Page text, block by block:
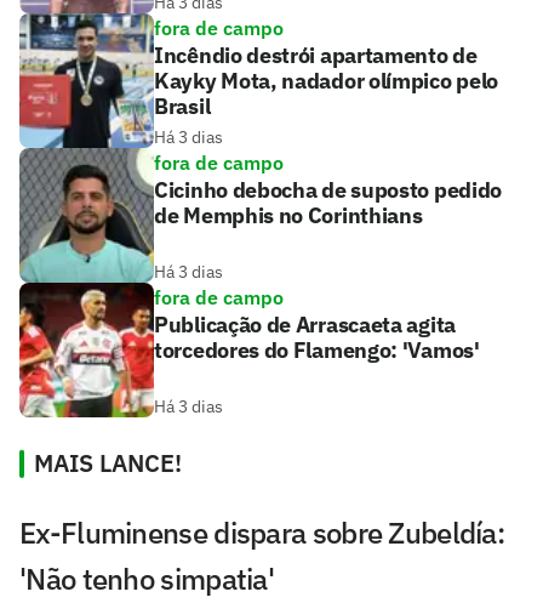
fora de campo
Incêndio destrói apartamento de
Kayky Mota, nadador olímpico pelo
Brasil
Há 3 dias
fora de campo
Cicinho debocha de suposto pedido
de Memphis no Corinthians
Há 3 dias
fora de campo
Publicação de Arrascaeta agita
torcedores do Flamengo: 'Vamos'
Há 3 dias
MAIS LANCE!
Ex-Fluminense dispara sobre Zubeldía:
'Não tenho simpatia'